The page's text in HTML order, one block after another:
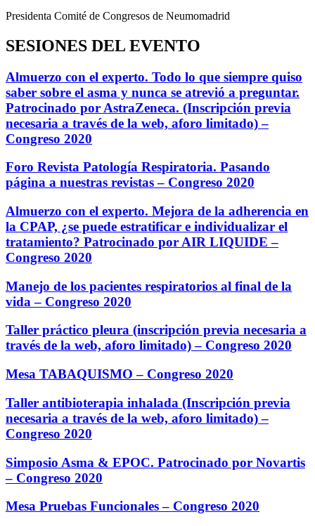
Presidenta Comité de Congresos de Neumomadrid
SESIONES DEL EVENTO
Almuerzo con el experto. Todo lo que siempre quiso
saber sobre el asma y nunca se atrevió a preguntar.
Patrocinado por AstraZeneca. (Inscripción previa
necesaria a través de la web, aforo limitado) –
Congreso 2020
Foro Revista Patología Respiratoria. Pasando
página a nuestras revistas – Congreso 2020
Almuerzo con el experto. Mejora de la adherencia en
la CPAP, ¿se puede estratificar e individualizar el
tratamiento? Patrocinado por AIR LIQUIDE –
Congreso 2020
Manejo de los pacientes respiratorios al final de la
vida – Congreso 2020
Taller práctico pleura (inscripción previa necesaria a
través de la web, aforo limitado) – Congreso 2020
Mesa TABAQUISMO – Congreso 2020
Taller antibioterapia inhalada (Inscripción previa
necesaria a través de la web, aforo limitado) –
Congreso 2020
Simposio Asma & EPOC. Patrocinado por Novartis
– Congreso 2020
Mesa Pruebas Funcionales – Congreso 2020